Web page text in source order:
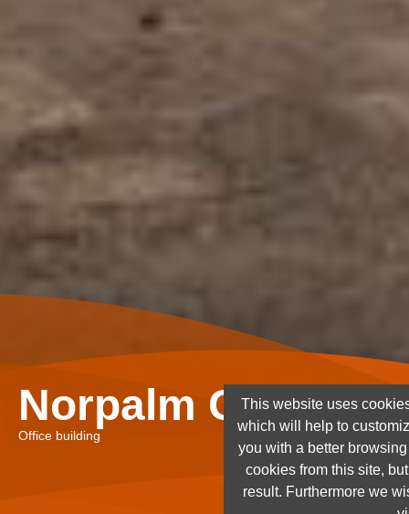
Norpalm Ghana
Office building
This website uses
which will help to
you with a better
cookies from this site,
result. Furthermore we